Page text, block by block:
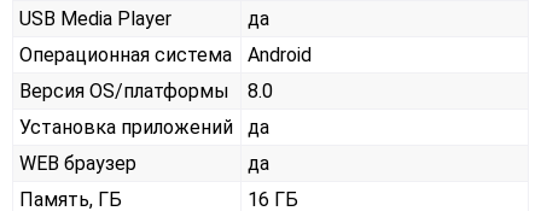
USB Media Player
да
Операционная система
Android
Версия OS/платформы
8.0
Установка приложений
да
WEB браузер
да
Память, ГБ
16 ГБ